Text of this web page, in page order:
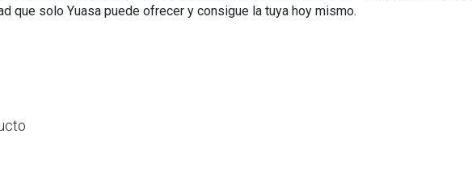
que solo Yuasa puede ofrecer y consigue la tuya hoy mismo.